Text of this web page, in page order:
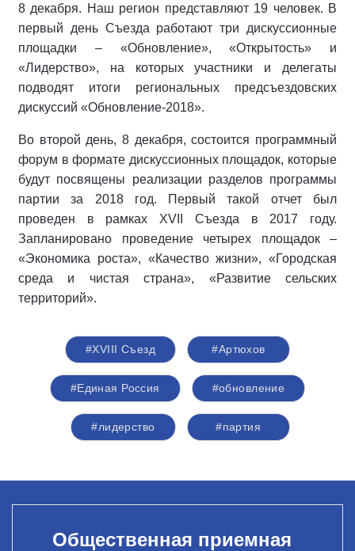
8 декабря. Наш регион представляют 19 человек. В
первый день Съезда работают три дискуссионные
площадки – «Обновление», «Открытость» и
«Лидерство», на которых участники и делегаты
подводят итоги региональных предсъездовских
дискуссий «Обновление-2018».
Во второй день, 8 декабря, состоится программный
форум в формате дискуссионных площадок, которые
будут посвящены реализации разделов программы
партии за 2018 год. Первый такой отчет был
проведен в рамках XVII Съезда в 2017 году.
Запланировано проведение четырех площадок –
«Экономика роста», «Качество жизни», «Городская
среда и чистая страна», «Развитие сельских
территорий».
#XVIII Съезд #Артюхов
#Единая Россия #обновление
#лидерство #партия
Общественная приемная